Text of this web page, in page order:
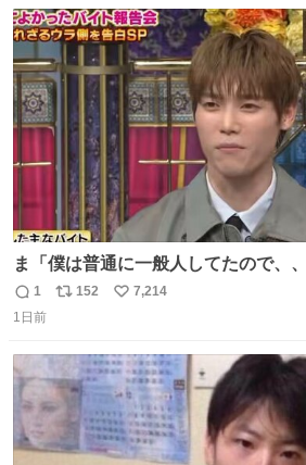
ト
数
数
ま「僕は普通に一般人してたので、
ンパンジー⁉️」 しぬ
返
信
1
リ
数
152
い
数
7,214
1日前